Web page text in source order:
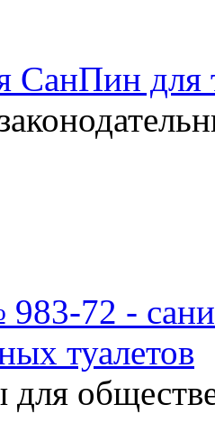
СанПин для
72 -
туалетов
для